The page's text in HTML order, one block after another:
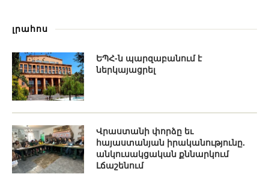
լրահոս
ԵՊՀ-ն պարզաբանում է
ներկայացրել
Վրաստանի փորձը եւ
հայաստանյան իրականությունը.
անկուսակցական քննարկում
Լճաշենում